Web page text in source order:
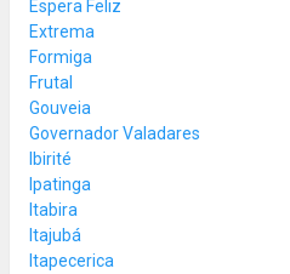
Espera Feliz
Extrema
Formiga
Frutal
Gouveia
Governador Valadares
Ibirité
Ipatinga
Itabira
Itajubá
Itapecerica